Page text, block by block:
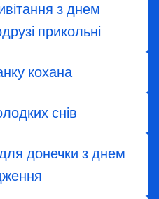
з днем
прикольні
кохана
снів
донечки з днем